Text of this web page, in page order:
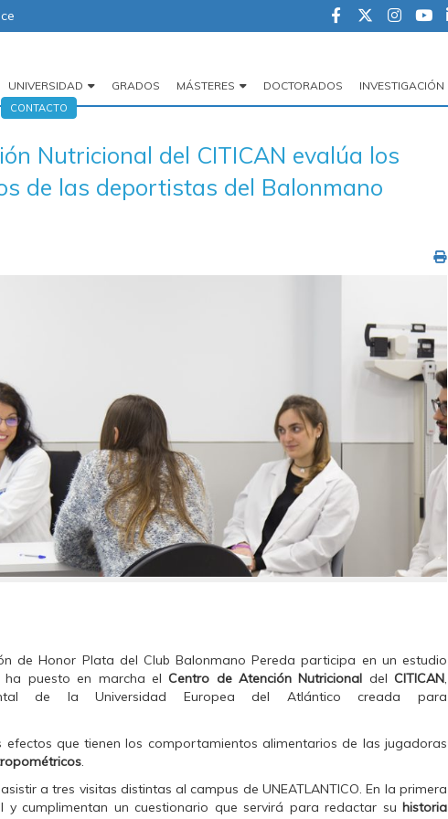
UNIVERSIDAD GRADOS MÁSTERES DOCTORADOS INVESTIGACIÓN
CONTACTO
Nutricional del CITICAN evalúa los
de las deportistas del Balonmano
de Honor Plata del Club Balonmano Pereda participa en un estudio
puesto en marcha elCentro de Atención Nutricional delCITICAN,
de la Universidad Europea del Atlántico creada para
que tienen los comportamientos alimentarios de las jugadoras
.
a tres visitas distintas al campus de UNEATLANTICO. En la primera
y cumplimentan un cuestionario que servirá para redactar su historia